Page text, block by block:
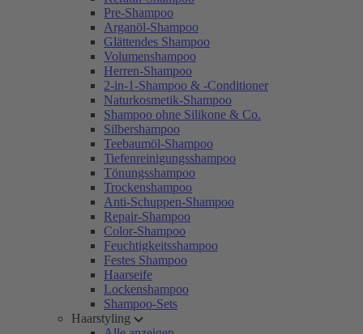
Pre-Shampoo
Arganöl-Shampoo
Glättendes Shampoo
Volumenshampoo
Herren-Shampoo
2-in-1-Shampoo & -Conditioner
Naturkosmetik-Shampoo
Shampoo ohne Silikone & Co.
Silbershampoo
Teebaumöl-Shampoo
Tiefenreinigungsshampoo
Tönungsshampoo
Trockenshampoo
Anti-Schuppen-Shampoo
Repair-Shampoo
Color-Shampoo
Feuchtigkeitsshampoo
Festes Shampoo
Haarseife
Lockenshampoo
Shampoo-Sets
Haarstyling